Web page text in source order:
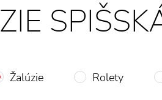
Žalúzie Rolety